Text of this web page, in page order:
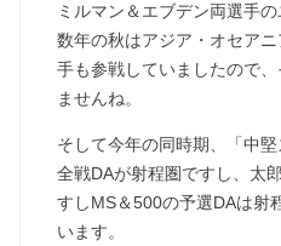
ミルマン＆エブデン両選手
数年の秋はアジア・オセア
手も参戦していましたので
ませんね。
そして今年の同時期、「中
全戦DAが射程圏ですし、太
すしMS＆500の予選DAは射
います。